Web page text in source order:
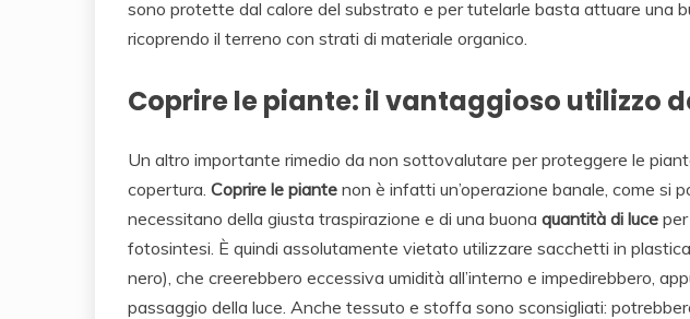
sono protette dal calore del substrato e per tutelarle basta attuare una
ricoprendo il terreno con strati di materiale organico.
Coprire le piante: il vantaggioso utilizzo
Un altro importante rimedio da non sottovalutare per proteggere le
copertura. Coprire le piante non è infatti un’operazione banale, come si
necessitano della giusta traspirazione e di una buona quantità di luce
fotosintesi. È quindi assolutamente vietato utilizzare sacchetti in
nero), che creerebbero eccessiva umidità all’interno e impedirebbero,
passaggio della luce. Anche tessuto e stoffa sono sconsigliati: